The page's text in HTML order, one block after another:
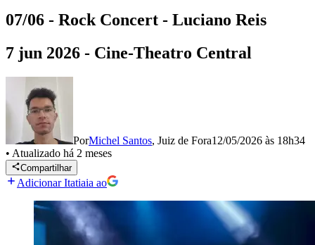
07/06 - Rock Concert - Luciano Reis
7 jun 2026 - Cine-Theatro Central
PorMichel Santos, Juiz de Fora12/05/2026 às 18h34
• Atualizado há 2 meses
Compartilhar
Adicionar Itatiaia ao